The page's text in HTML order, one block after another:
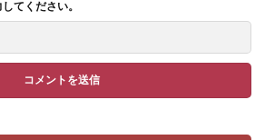
てください。